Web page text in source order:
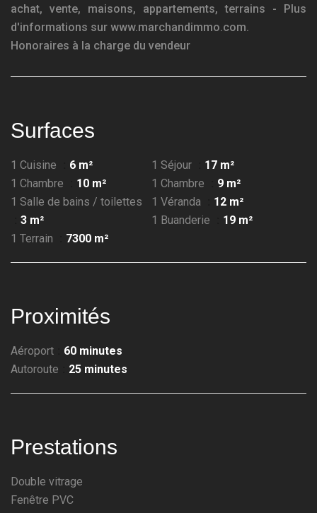
achat, vente, maisons, appartements, terrains - Plus
d'informations sur www.marchandimmo.com.
Honoraires à la charge du vendeur
Surfaces
1 Cuisine 6 m² 1 Séjour
17 m²
1 Chambre
10 m² 1 Chambre
9 m²
1 Salle de bains / toilettes
3 m²
1 Véranda
12 m²
1 Buanderie
19 m²
1 Terrain
7300 m²
Proximités
Aéroport
60 minutes
Autoroute
25 minutes
Prestations
Double vitrage
Fenêtre PVC